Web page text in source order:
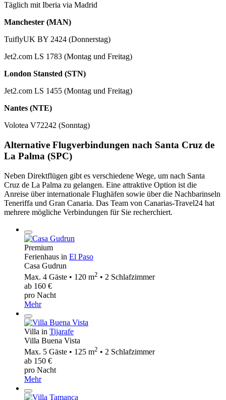
Täglich mit Iberia via Madrid
Manchester (MAN)
TuiflyUK BY 2424 (Donnerstag)
Jet2.com LS 1783 (Montag und Freitag)
London Stansted (STN)
Jet2.com LS 1455 (Montag und Freitag)
Nantes (NTE)
Volotea V72242 (Sonntag)
Alternative Flugverbindungen nach Santa Cruz de
La Palma (SPC)
Neben Direktflügen gibt es verschiedene Wege, um nach Santa
Cruz de La Palma zu gelangen. Eine attraktive Option ist die
Anreise über internationale Flughäfen sowie über die Nachbarinseln
Teneriffa und Gran Canaria. Das Team von Canarias-Travel24 hat
mehrere mögliche Verbindungen für Sie recherchiert.
Premium
Ferienhaus in El Paso
Casa Gudrun
Max. 4 Gäste • 120 m2 • 2 Schlafzimmer
ab 160 €
pro Nacht
Mehr
Villa in Tijarafe
Villa Buena Vista
Max. 5 Gäste • 125 m2 • 2 Schlafzimmer
ab 150 €
pro Nacht
Mehr